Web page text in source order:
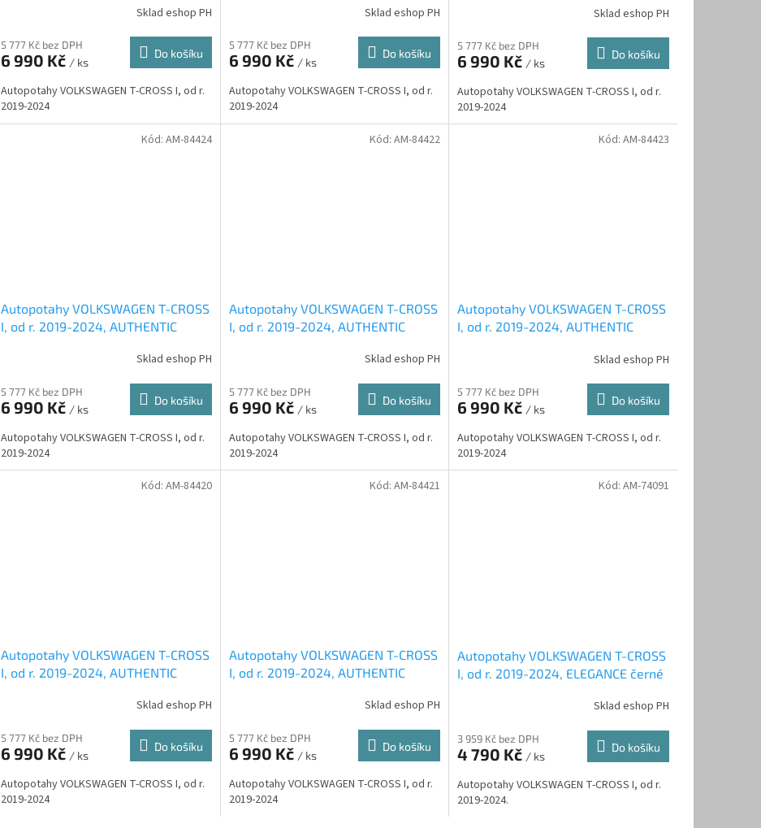
Sklad eshop PH
5 777 Kč bez DPH
6 990 Kč / ks
Do košíku
Autopotahy VOLKSWAGEN T-CROSS I, od r.
2019-2024
Sklad eshop PH
5 777 Kč bez DPH
6 990 Kč / ks
Do košíku
Autopotahy VOLKSWAGEN T-CROSS I, od r.
2019-2024
Sklad eshop PH
5 777 Kč bez DPH
6 990 Kč / ks
Do košíku
Autopotahy VOLKSWAGEN T-CROSS I, od r.
2019-2024
Autopotahy VOLKSWAGEN T-CROSS
I, od r. 2019-2024, AUTHENTIC
Sklad eshop PH
5 777 Kč bez DPH
6 990 Kč / ks
Do košíku
Autopotahy VOLKSWAGEN T-CROSS I, od r.
2019-2024
Kód: AM-84424
Autopotahy VOLKSWAGEN T-CROSS
I, od r. 2019-2024, AUTHENTIC
Sklad eshop PH
5 777 Kč bez DPH
6 990 Kč / ks
Do košíku
Autopotahy VOLKSWAGEN T-CROSS I, od r.
2019-2024
Kód: AM-84422
Autopotahy VOLKSWAGEN T-CROSS
I, od r. 2019-2024, AUTHENTIC
Sklad eshop PH
5 777 Kč bez DPH
6 990 Kč / ks
Do košíku
Autopotahy VOLKSWAGEN T-CROSS I, od r.
2019-2024
Kód: AM-84423
Autopotahy VOLKSWAGEN T-CROSS
I, od r. 2019-2024, AUTHENTIC
Sklad eshop PH
5 777 Kč bez DPH
6 990 Kč / ks
Do košíku
Autopotahy VOLKSWAGEN T-CROSS I, od r.
2019-2024
Kód: AM-84420
Autopotahy VOLKSWAGEN T-CROSS
I, od r. 2019-2024, AUTHENTIC
Sklad eshop PH
5 777 Kč bez DPH
6 990 Kč / ks
Do košíku
Autopotahy VOLKSWAGEN T-CROSS I, od r.
2019-2024
Kód: AM-84421
Autopotahy VOLKSWAGEN T-CROSS
I, od r. 2019-2024, ELEGANCE černé
Sklad eshop PH
3 959 Kč bez DPH
4 790 Kč / ks
Do košíku
Autopotahy VOLKSWAGEN T-CROSS I, od r.
2019-2024.
Kód: AM-74091